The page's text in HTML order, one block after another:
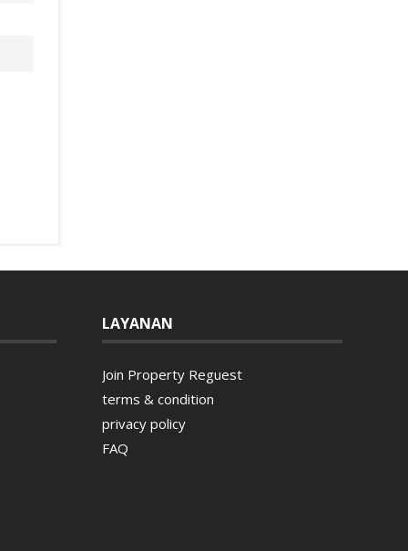
LAYANAN
Join Property Reguest
terms & condition
privacy policy
FAQ